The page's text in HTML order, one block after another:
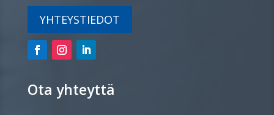
YHTEYSTIEDOT
Ota yhteyttä